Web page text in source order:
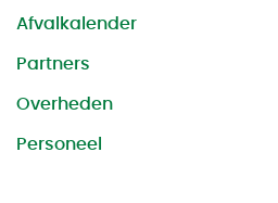
Afvalkalender
Partners
Overheden
Personeel